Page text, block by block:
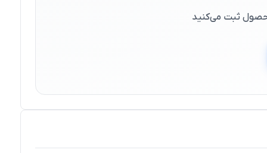
محصول ثبت می‌کنید